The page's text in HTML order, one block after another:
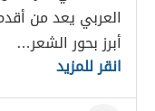
العربي يعد من
أبرز بحور الشعر…
انقر للمزيد